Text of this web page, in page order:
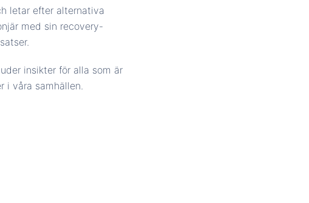
letar efter alternativa
med sin recovery-
insikter för alla som är
i våra samhällen.